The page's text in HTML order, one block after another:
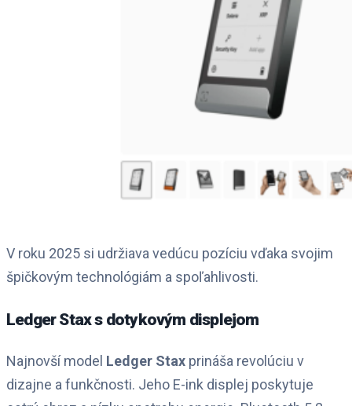
V roku 2025 si udržiava vedúcu pozíciu vďaka svojim
špičkovým technológiám a spoľahlivosti.
Ledger Stax s dotykovým displejom
Najnovší model Ledger Stax prináša revolúciu v
dizajne a funkčnosti. Jeho E-ink displej poskytuje